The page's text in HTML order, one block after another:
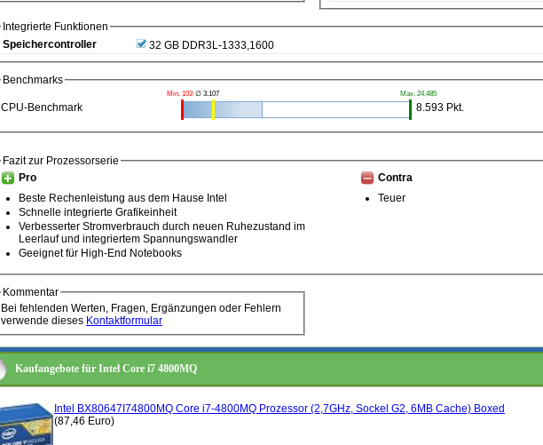
Integrierte Funktionen
Speichercontroller
32 GB DDR3L-1333,1600
Benchmarks
CPU-Benchmark
Max. 24.485
Min. 103 ∅ 3.107
8.593 Pkt.
Fazit zur Prozessorserie
Pro
Beste Rechenleistung aus dem Hause Intel
Schnelle integrierte Grafikeinheit
Verbesserter Stromverbrauch durch neuen Ruhezustand im
Leerlauf und integriertem Spannungswandler
Geeignet für High-End Notebooks
Contra
Teuer
Kommentar
Bei fehlenden Werten, Fragen, Ergänzungen oder Fehlern
verwende dieses Kontaktformular
Kaufangebote für Intel Core i7 4800MQ
Intel BX80647I74800MQ Core i7-4800MQ Prozessor (2,7GHz, Sockel G2, 6MB Cache) Boxed
(87,46 Euro)